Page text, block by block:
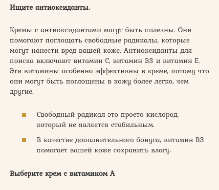
Ищите антиоксиданты.
Кремы с антиоксидантами могут быть полезны. Они
помогают поглощать свободные радикалы, которые
могут нанести вред вашей коже. Антиоксиданты для
поиска включают витамин С, витамин В3 и витамин Е.
Эти витамины особенно эффективны в креме, потому что
они могут быть поглощены в кожу более легко, чем
другие.
Свободный радикал-это просто кислород,
который не является стабильным.
В качестве дополнительного бонуса, витамин В3
помогает вашей коже сохранить влагу.
Выберите крем с витамином А